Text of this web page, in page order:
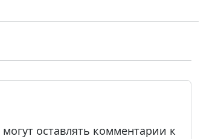
могут оставлять комментарии к